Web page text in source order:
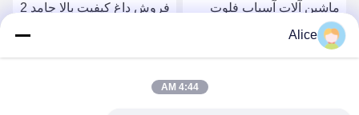
ماشین آلات آسیاب فلوت
HRC55 با دقت بالا
بهترین قیمت رو بدست
فروش داغ کیفیت بالا جامد 2
Alice
4:44 AM